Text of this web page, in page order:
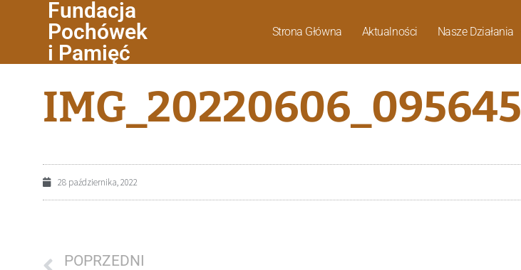
Fundacja
Pochówek
i Pamięć
Strona Główna Aktualności Nasze Działania
IMG_20220606_095645
28 października, 2022
POPRZEDNI